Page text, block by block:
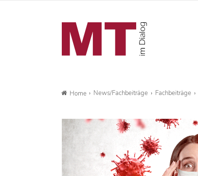
Home News/Fachbeiträge Fachbeiträge